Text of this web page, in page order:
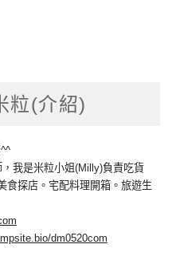
粒(介紹)
我是米粒小姐(Milly)負責吃貨
食探店。宅配料理開箱。旅遊生
dm0520com